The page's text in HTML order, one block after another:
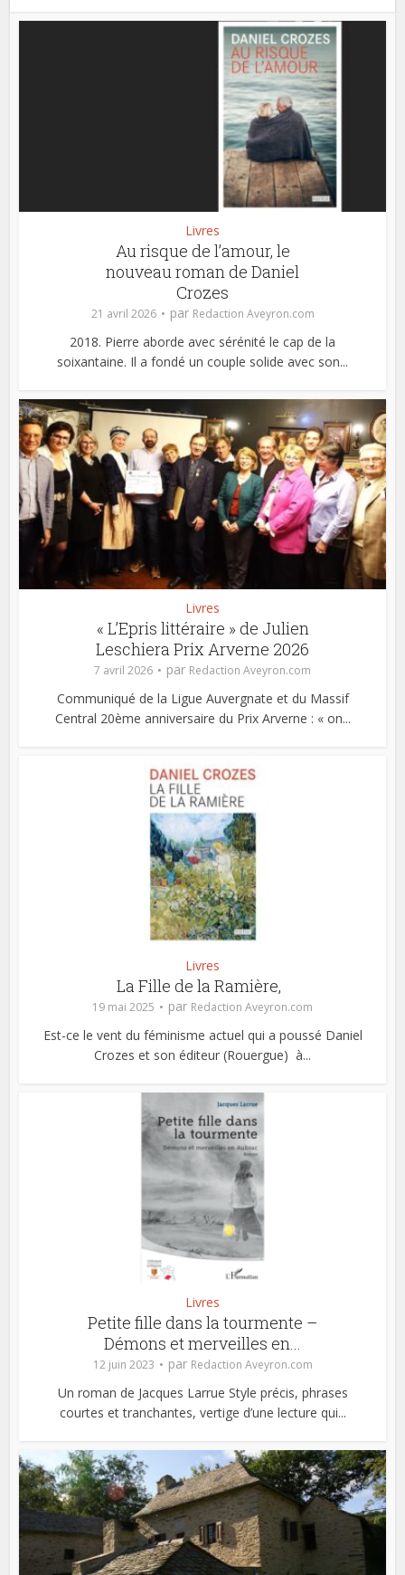
Livres
Au risque de l’amour, le
nouveau roman de Daniel
Crozes
21 avril 2026 par Redaction Aveyron.com
2018. Pierre aborde avec sérénité le cap de la
soixantaine. Il a fondé un couple solide avec son...
Livres
« L’Epris littéraire » de Julien
Leschiera Prix Arverne 2026
7 avril 2026 par Redaction Aveyron.com
Communiqué de la Ligue Auvergnate et du Massif
Central 20ème anniversaire du Prix Arverne : « on...
Livres
La Fille de la Ramière,
19 mai 2025 par Redaction Aveyron.com
Est-ce le vent du féminisme actuel qui a poussé Daniel
Crozes et son éditeur (Rouergue) à...
Livres
Petite fille dans la tourmente –
Démons et merveilles en...
12 juin 2023 par Redaction Aveyron.com
Un roman de Jacques Larrue Style précis, phrases
courtes et tranchantes, vertige d’une lecture qui...